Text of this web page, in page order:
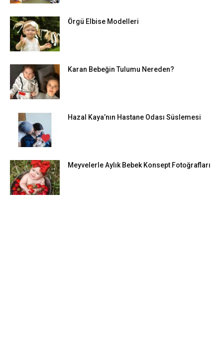
Örgü Elbise Modelleri
Karan Bebeğin Tulumu Nereden?
Hazal Kaya’nın Hastane Odası Süslemesi
Meyvelerle Aylık Bebek Konsept Fotoğrafları